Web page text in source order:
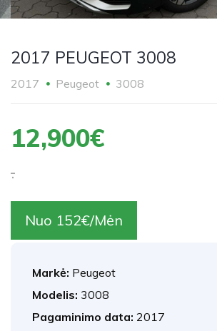
2017 PEUGEOT 3008
2017 Peugeot 3008
12,900€
.
Nuo 152€/Mėn
Markė: Peugeot
Modelis: 3008
Pagaminimo data: 2017